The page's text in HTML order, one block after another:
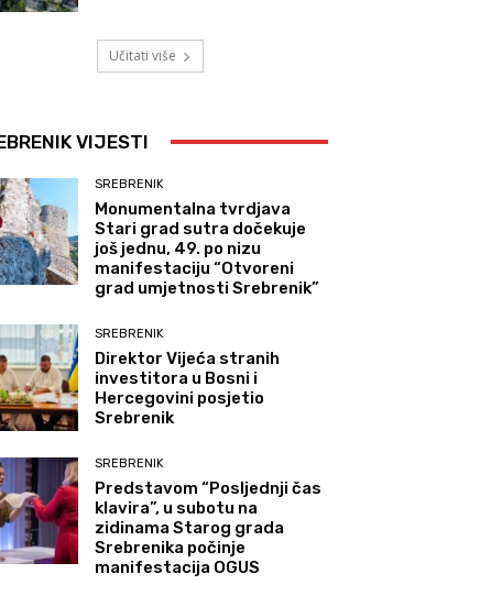
Učitati više
VIJESTI
SREBRENIK
Monumentalna tvrdjava
Stari grad sutra dočekuje
još jednu, 49. po nizu
manifestaciju “Otvoreni
grad umjetnosti Srebrenik”
SREBRENIK
Direktor Vijeća stranih
investitora u Bosni i
Hercegovini posjetio
Srebrenik
SREBRENIK
Predstavom “Posljednji čas
klavira”, u subotu na
zidinama Starog grada
Srebrenika počinje
manifestacija OGUS